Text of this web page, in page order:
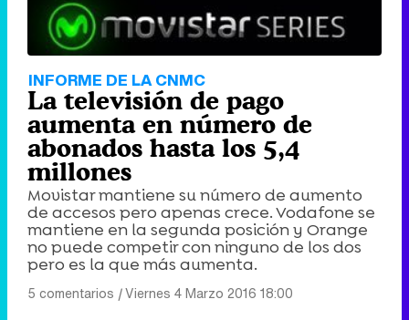
INFORME DE LA CNMC
La televisión de pago
aumenta en número de
abonados hasta los 5,4
millones
Movistar mantiene su número de aumento
de accesos pero apenas crece. Vodafone se
mantiene en la segunda posición y Orange
no puede competir con ninguno de los dos
pero es la que más aumenta.
5 comentarios |Viernes 4 Marzo 2016 18:00